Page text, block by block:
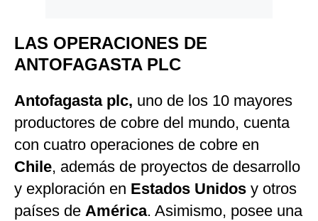
LAS OPERACIONES DE
ANTOFAGASTA PLC
Antofagasta plc, uno de los 10 mayores
productores de cobre del mundo, cuenta
con cuatro operaciones de cobre en
Chile, además de proyectos de desarrollo
y exploración en Estados Unidos y otros
países de América. Asimismo, posee una